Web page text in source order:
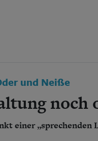
Login
finden
und Neiße
noch
einer „sprechenden